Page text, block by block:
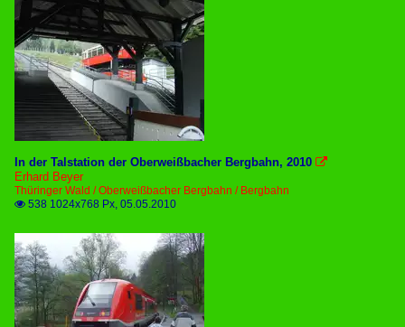
In der Talstation der Oberweißbacher Bergbahn, 2010 
Erhard Beyer
Thüringer Wald / Oberweißbacher Bergbahn / Bergbahn
 538 1024x768 Px, 05.05.2010